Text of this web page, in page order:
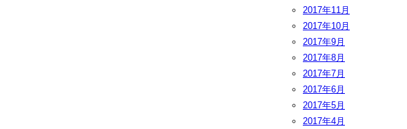
2017年11月
2017年10月
2017年9月
2017年8月
2017年7月
2017年6月
2017年5月
2017年4月